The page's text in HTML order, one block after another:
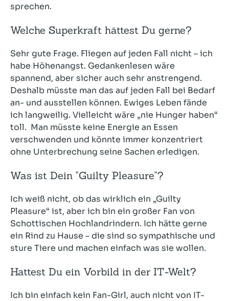
sprechen.
Welche Superkraft hättest Du gerne?
Sehr gute Frage. Fliegen auf jeden Fall nicht – ich
habe Höhenangst. Gedankenlesen wäre
spannend, aber sicher auch sehr anstrengend.
Deshalb müsste man das auf jeden Fall bei Bedarf
an- und ausstellen können. Ewiges Leben fände
ich langweilig. Vielleicht wäre „nie Hunger haben“
toll. Man müsste keine Energie an Essen
verschwenden und könnte immer konzentriert
ohne Unterbrechung seine Sachen erledigen.
Was ist Dein "Guilty Pleasure"?
Ich weiß nicht, ob das wirklich ein „Guilty
Pleasure“ ist, aber ich bin ein großer Fan von
Schottischen Hochlandrindern. Ich hätte gerne
ein Rind zu Hause – die sind so sympathische und
sture Tiere und machen einfach was sie wollen.
Hattest Du ein Vorbild in der IT-Welt?
Ich bin einfach kein Fan-Girl, auch nicht von IT-